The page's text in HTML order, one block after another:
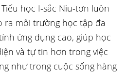
học I-sắc Niu-tơn luôn
ra môi trường học tập đa
ứng dụng cao, giúp học
và tự tin hơn trong việc
như trong cuộc sống hàng